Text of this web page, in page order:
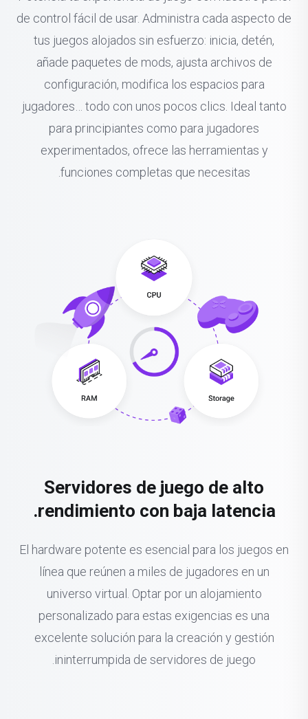
de control fácil de usar. Administra cada aspecto de
tus juegos alojados sin esfuerzo: inicia, detén,
añade paquetes de mods, ajusta archivos de
configuración, modifica los espacios para
jugadores… todo con unos pocos clics. Ideal tanto
para principiantes como para jugadores
experimentados, ofrece las herramientas y
funciones completas que necesitas.
Servidores de juego de alto
rendimiento con baja latencia.
El hardware potente es esencial para los juegos en
línea que reúnen a miles de jugadores en un
universo virtual. Optar por un alojamiento
personalizado para estas exigencias es una
excelente solución para la creación y gestión
ininterrumpida de servidores de juego.